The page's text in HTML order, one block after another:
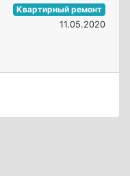
Квартирный ремонт
11.05.2020